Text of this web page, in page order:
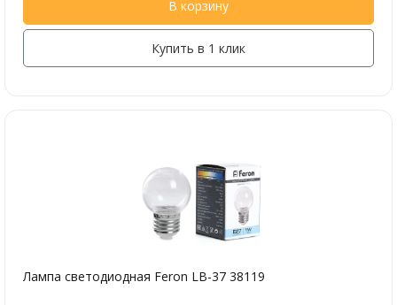
В корзину
Купить в 1 клик
Лампа светодиодная Feron LB-37 38119